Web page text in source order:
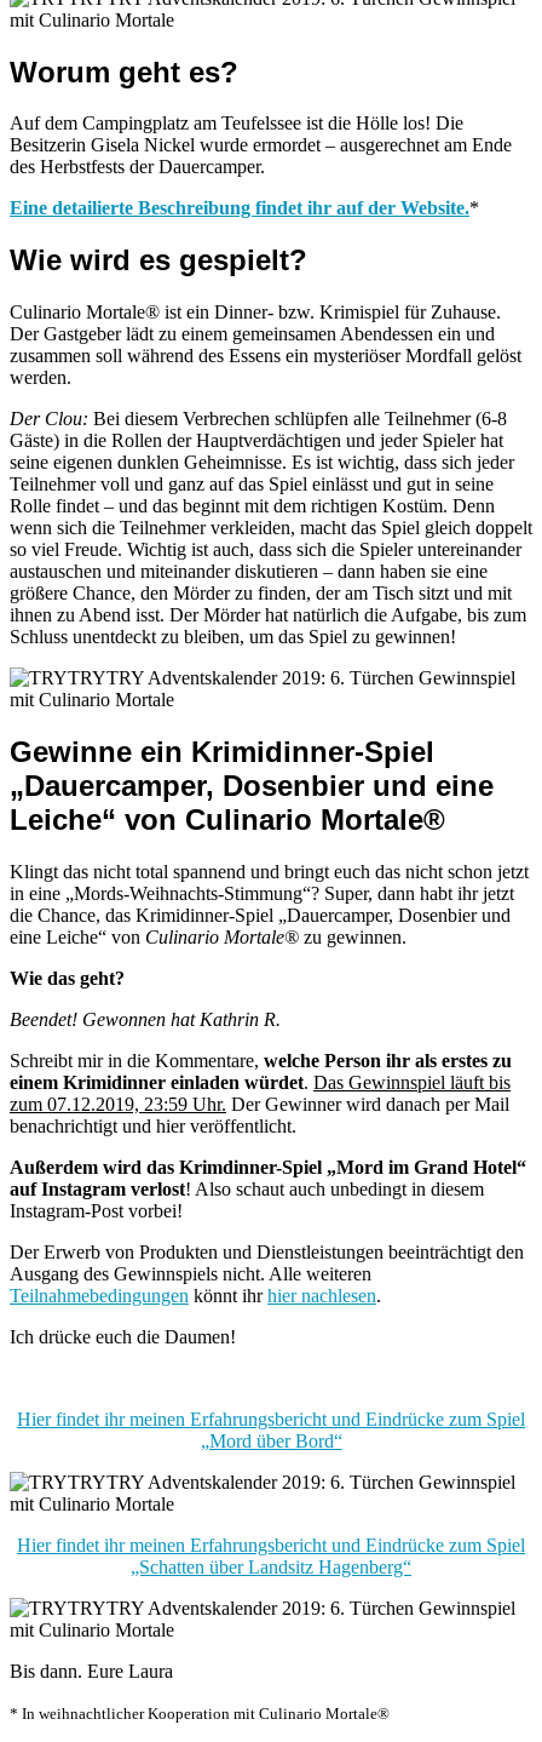
Worum geht es?
Auf dem Campingplatz am Teufelssee ist die Hölle los! Die
Besitzerin Gisela Nickel wurde ermordet – ausgerechnet am Ende
des Herbstfests der Dauercamper.
Eine detailierte Beschreibung findet ihr auf der Website.*
Wie wird es gespielt?
Culinario Mortale® ist ein Dinner- bzw. Krimispiel für Zuhause.
Der Gastgeber lädt zu einem gemeinsamen Abendessen ein und
zusammen soll während des Essens ein mysteriöser Mordfall gelöst
werden.
Der Clou: Bei diesem Verbrechen schlüpfen alle Teilnehmer (6-8
Gäste) in die Rollen der Hauptverdächtigen und jeder Spieler hat
seine eigenen dunklen Geheimnisse. Es ist wichtig, dass sich jeder
Teilnehmer voll und ganz auf das Spiel einlässt und gut in seine
Rolle findet – und das beginnt mit dem richtigen Kostüm. Denn
wenn sich die Teilnehmer verkleiden, macht das Spiel gleich doppelt
so viel Freude. Wichtig ist auch, dass sich die Spieler untereinander
austauschen und miteinander diskutieren – dann haben sie eine
größere Chance, den Mörder zu finden, der am Tisch sitzt und mit
ihnen zu Abend isst. Der Mörder hat natürlich die Aufgabe, bis zum
Schluss unentdeckt zu bleiben, um das Spiel zu gewinnen!
Gewinne ein Krimidinner-Spiel
„Dauercamper, Dosenbier und eine
Leiche“ von Culinario Mortale®
Klingt das nicht total spannend und bringt euch das nicht schon jetzt
in eine „Mords-Weihnachts-Stimmung“? Super, dann habt ihr jetzt
die Chance, das Krimidinner-Spiel „Dauercamper, Dosenbier und
eine Leiche“ von Culinario Mortale® zu gewinnen.
Wie das geht?
Beendet! Gewonnen hat Kathrin R.
Schreibt mir in die Kommentare, welche Person ihr als erstes zu
einem Krimidinner einladen würdet. Das Gewinnspiel läuft bis
zum 07.12.2019, 23:59 Uhr. Der Gewinner wird danach per Mail
benachrichtigt und hier veröffentlicht.
Außerdem wird das Krimdinner-Spiel „Mord im Grand Hotel“
auf Instagram verlost! Also schaut auch unbedingt in diesem
Instagram-Post vorbei!
Der Erwerb von Produkten und Dienstleistungen beeinträchtigt den
Ausgang des Gewinnspiels nicht. Alle weiteren
Teilnahmebedingungen könnt ihrhier nachlesen.
Ich drücke euch die Daumen!
Hier findet ihr meinen Erfahrungsbericht und Eindrücke zum Spiel
„Mord über Bord“
Hier findet ihr meinen Erfahrungsbericht und Eindrücke zum Spiel
„Schatten über Landsitz Hagenberg“
Bis dann. Eure Laura
* In weihnachtlicher Kooperation mit Culinario Mortale®